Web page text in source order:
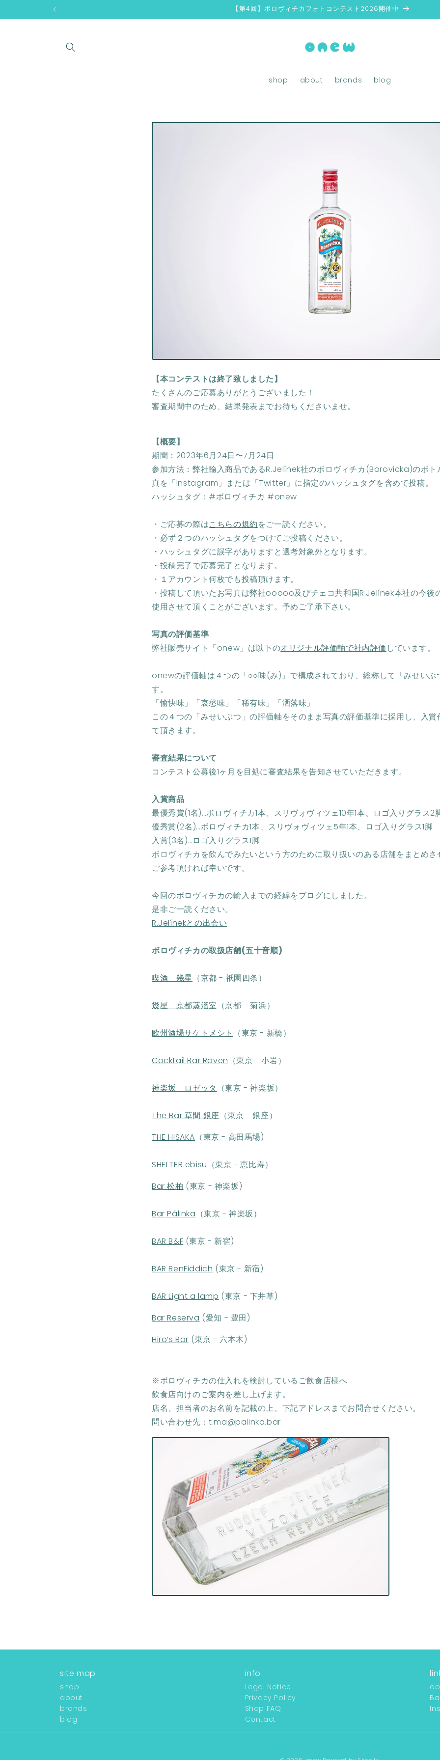
【第4回】ボロヴィチカフォトコンテスト2026開催中
shop about brands blog
【本コンテストは終了致しました】
たくさんのご応募ありがとうございました！
審査期間中のため、結果発表までお待ちくださいませ。
【概要】
期間：2023年6月24日〜7月24日
参加方法：弊社輸入商品であるR.Jelínek社のボロヴィチカ(Borovicka)のボト
真を「Instagram」または「Twitter」に指定のハッシュタグを含めて投稿。
ハッシュタグ：#ボロヴィチカ #onew
・ご応募の際はこちらの規約をご一読ください。
・必ず２つのハッシュタグをつけてご投稿ください。
・ハッシュタグに誤字がありますと選考対象外となります。
・投稿完了で応募完了となります。
・１アカウント何枚でも投稿頂けます。
・投稿して頂いたお写真は弊社ooooo及びチェコ共和国R.Jelínek本社の今後
使用させて頂くことがございます。予めご了承下さい。
写真の評価基準
弊社販売サイト「onew」は以下のオリジナル評価軸で社内評価 しています。
onewの評価軸は４つの「○○味(み)」で構成されており、総称して「みせいぶ
す。
「愉快味」「哀愁味」「稀有味」「洒落味」
この４つの「みせいぶつ」の評価軸をそのまま写真の評価基準に採用し、入
て頂きます。
審査結果について
コンテスト公募後1ヶ月を目処に審査結果を告知させていただきます。
入賞商品
最優秀賞(1名)…ボロヴィチカ1本、スリヴォヴィツェ10年1本、ロゴ入りグラス2
優秀賞(2名)…ボロヴィチカ1本、スリヴォヴィツェ5年1本、ロゴ入りグラス1脚
入賞(3名)…ロゴ入りグラス1脚
ボロヴィチカを飲んでみたいという方のために取り扱いのある店舗をまとめさ
ご参考頂ければ幸いです。
今回のボロヴィチカの輸入までの経緯をブログにしました。
是非ご一読ください。
R.Jelínekとの出会い
ボロヴィチカの取扱店舗(五十音順)
喫酒 幾星 （京都 - 祇園四条）
幾星 京都蒸溜室 （京都 -菊浜）
欧州酒場サケトメシト （東京 - 新橋）
Cocktail Bar Raven （東京 - 小岩）
神楽坂 ロゼッタ （東京 - 神楽坂）
The Bar 草間 銀座 （東京 - 銀座）
THE HISAKA （東京 - 高田馬場)
SHELTER ebisu （東京 - 恵比寿）
Bar 松柏 (東京 - 神楽坂)
Bar Pálinka （東京 - 神楽坂）
BAR B&F (東京 - 新宿)
BAR BenFiddich (東京 - 新宿)
BAR Light a lamp (東京 - 下井草)
Bar Reserva (愛知 - 豊田)
Hiro’s Bar (東京 - 六本木)
※ボロヴィチカの仕入れを検討しているご飲食店様へ
飲食店向けのご案内を差し上げます。
店名、担当者のお名前を記載の上、下記アドレスまでお問合せください。
問い合わせ先：t.ma@palinka.bar
site map
shop
about
brands
blog
info
Legal Notice
Privacy Policy
Shop FAQ
Contact